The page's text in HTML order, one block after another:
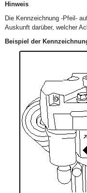
Hinweis
Die Kennzeichnung -Pfeil-
Auskunft darüber, welcher
Beispiel der